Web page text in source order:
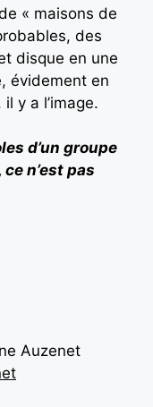
« maisons de
des
disque en une
évidement en
y a l’image.
d’un groupe
n’est pas
Auzenet